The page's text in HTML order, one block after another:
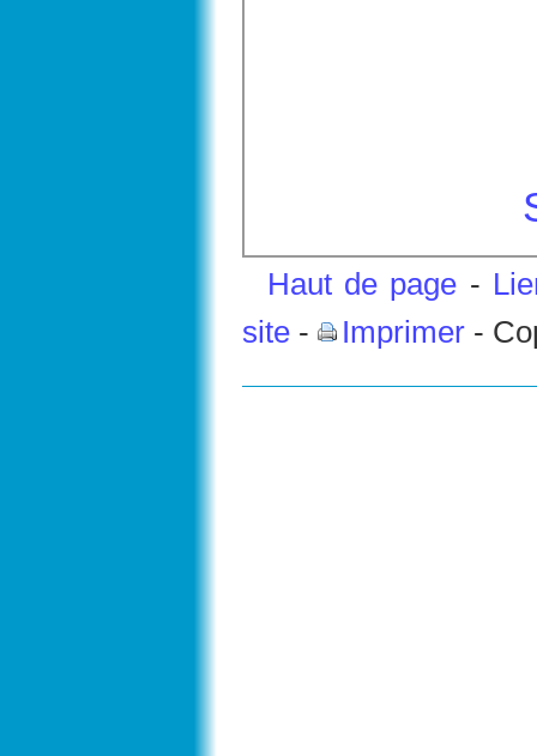
Haut de page -
site- Imprimer-